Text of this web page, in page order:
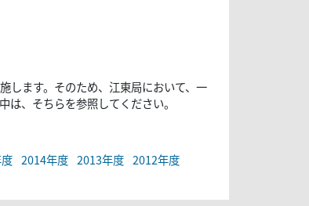
します。そのため、江東局において、一
、そちらを参照してください。
2014年度 2013年度 2012年度